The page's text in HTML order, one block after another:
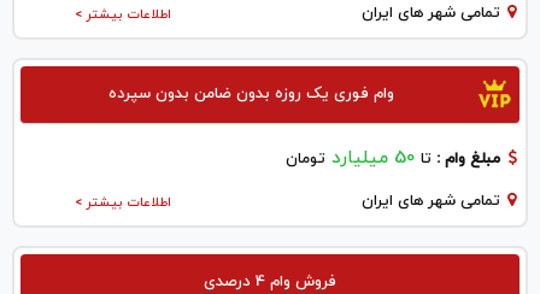
اطلاعات بیشتر > تمامی شهر های ایران
وام فوری یک روزه بدون ضامن بدون سپرده
مبلغ وام : تا 50 میلیارد تومان
اطلاعات بیشتر > تمامی شهر های ایران
فروش وام 4 درصدی